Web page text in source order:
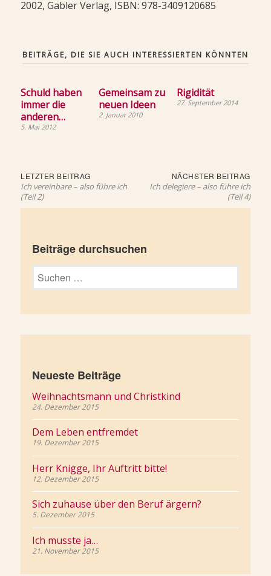
2002, Gabler Verlag, ISBN: 978-3409120685
BEITRÄGE, DIE SIE AUCH INTERESSIERTEN KÖNNTEN
Schuld haben
immer die
anderen…
5. Mai 2012
Gemeinsam zu
neuen Ideen
2. Januar 2010
Rigidität
27. September 2014
Beitragsnavigation
LETZTER BEITRAGLetzter
Beitrag:
Ich vereinbare – also führe ich
(Teil 2)
NÄCHSTER BEITRAG
Ich delegiere – also führe ich
(Teil 4)
Beiträge durchsuchen
Suchen
nach:
Neueste Beiträge
Weihnachtsmann und Christkind
24. Dezember 2015
Dem Leben entfremdet
19. Dezember 2015
Herr Knigge, Ihr Auftritt bitte!
12. Dezember 2015
Sich zuhause über den Beruf ärgern?
5. Dezember 2015
Ich musste ja…
21. November 2015